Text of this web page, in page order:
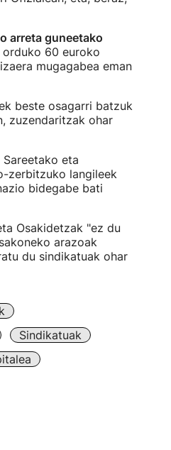
arreta guneetako
60 euroko
mugagabea eman
beste osagarri batzuk
zuzendaritzak ohar
eta
zerbitzuko langileek
bidegabe bati
Osakidetzak "ez du
arazoak
du sindikatuak ohar
Sindikatuak